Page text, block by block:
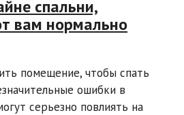
спальни,
вам нормально
помещение, чтобы спать
ошибки в
серьезно повлиять на